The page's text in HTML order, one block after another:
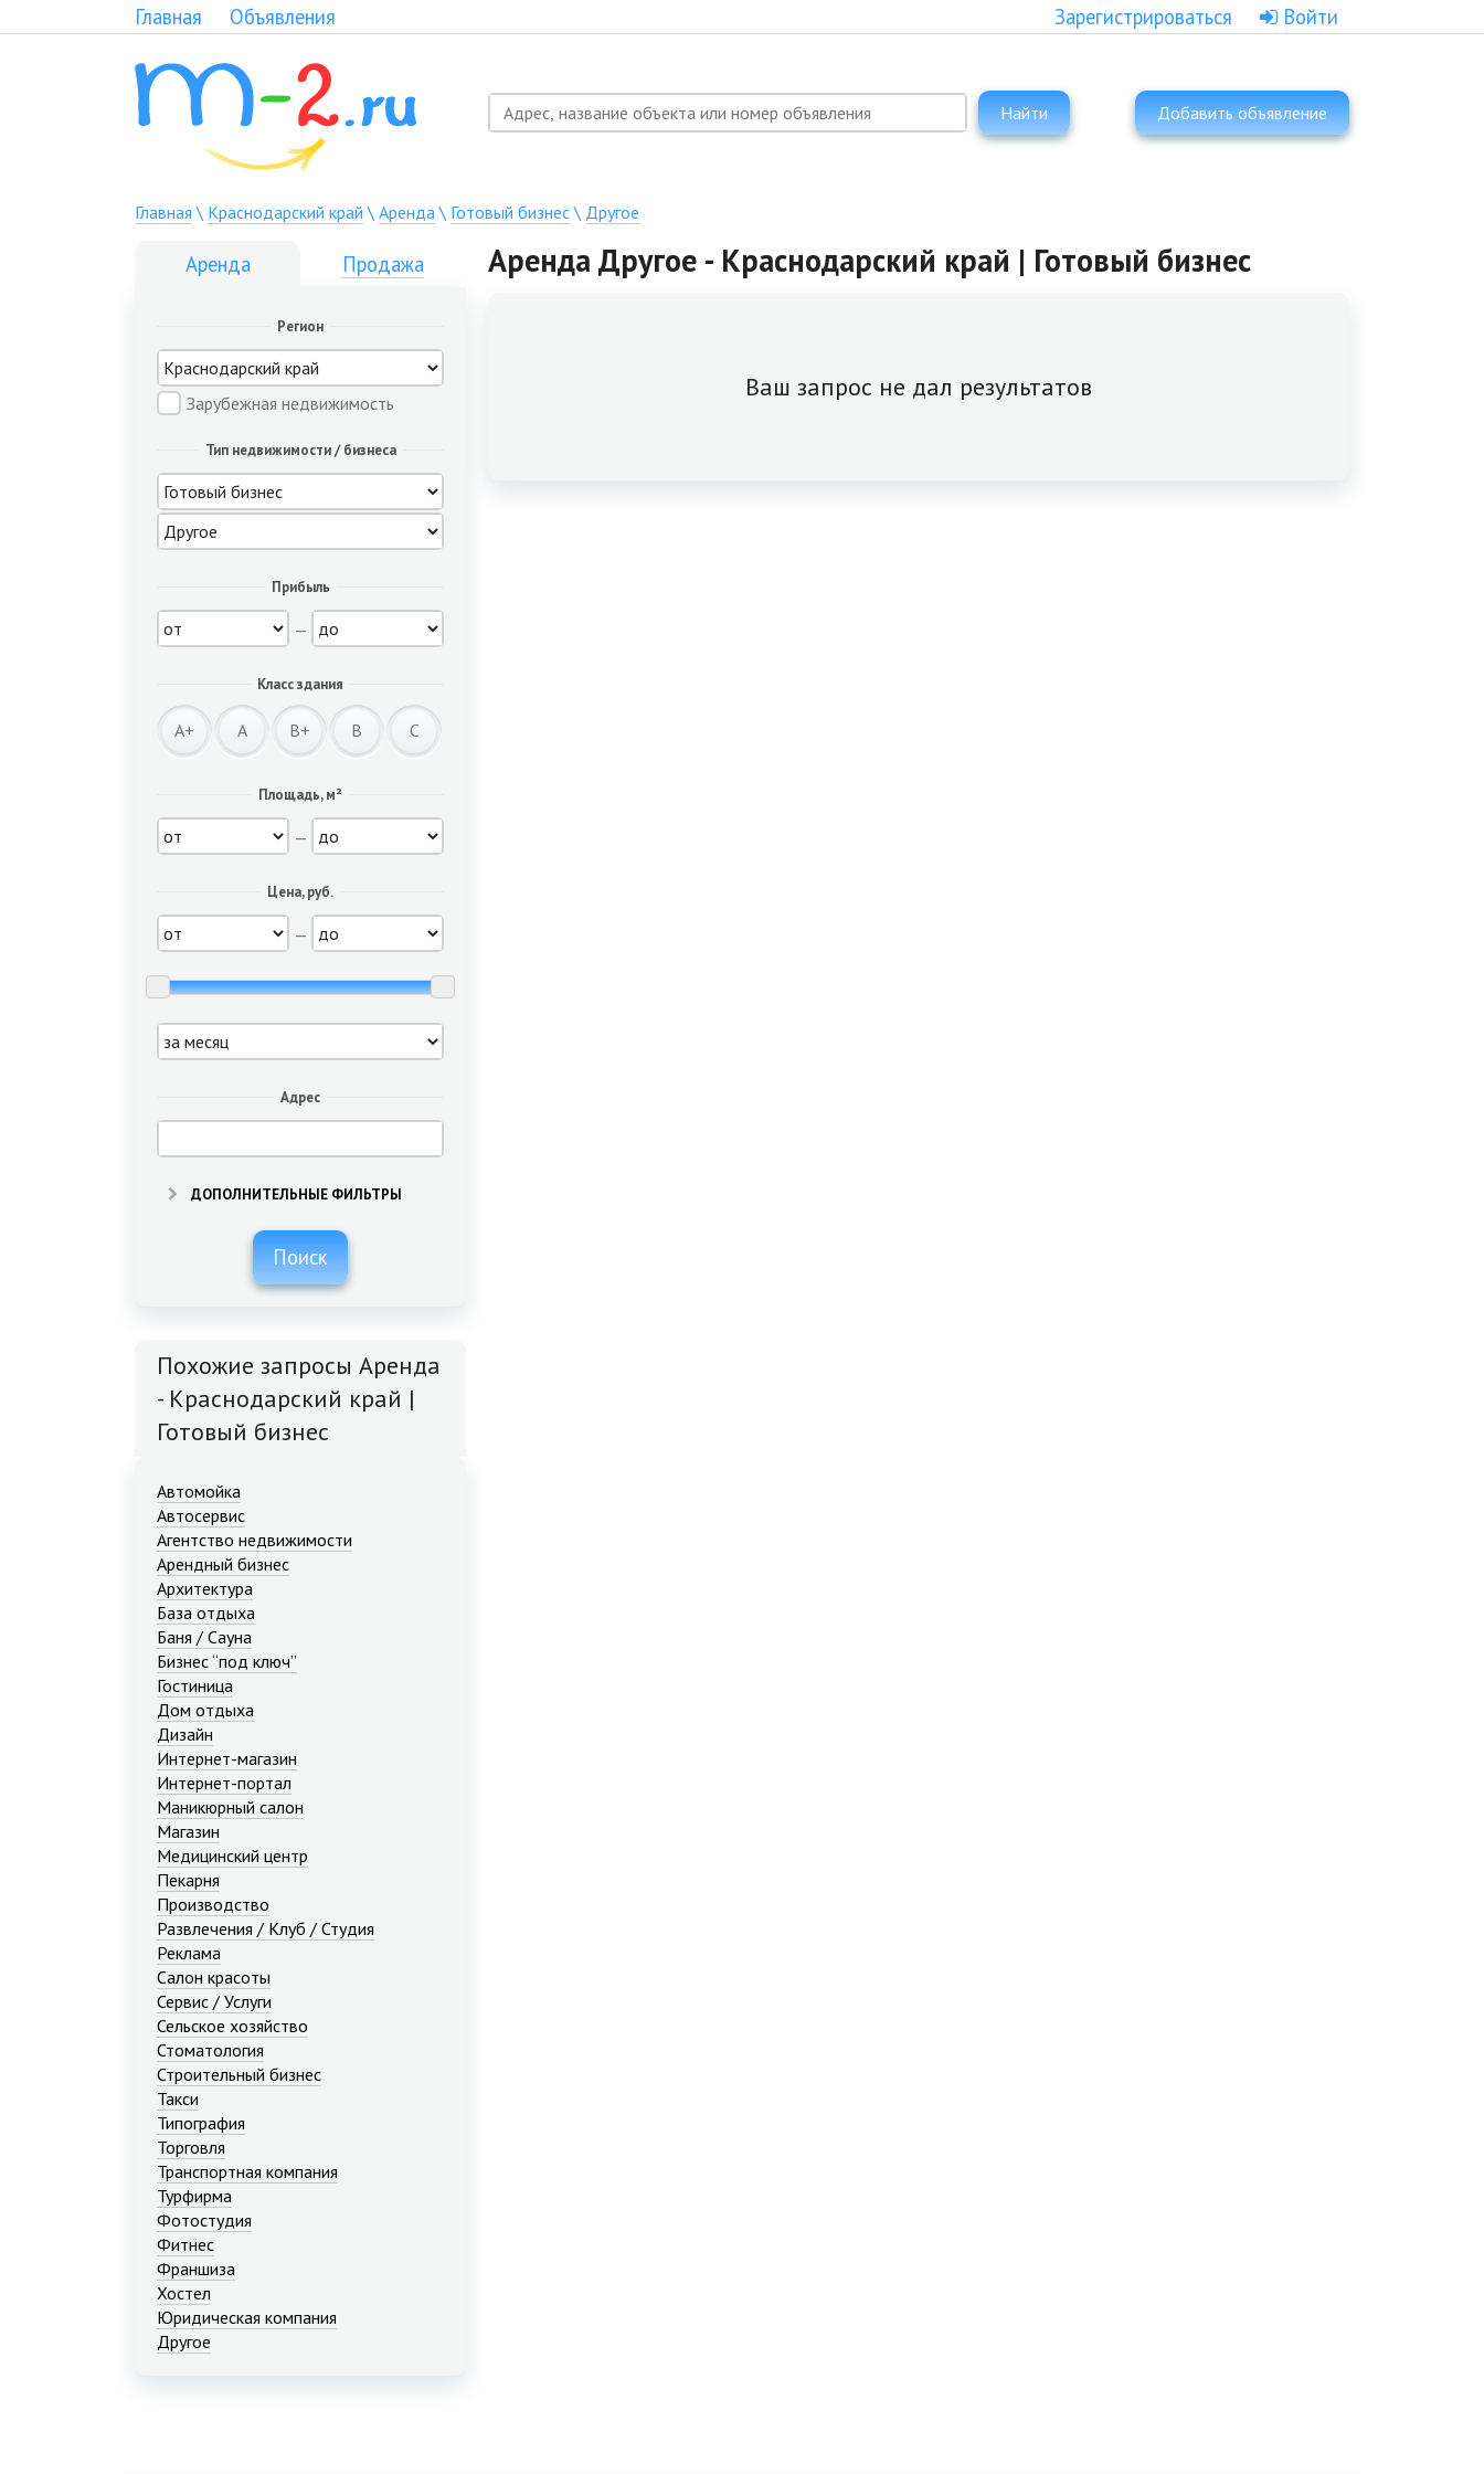
Главная Объявления Зарегистрироваться Войти
Найти Добавить объявление
Главная \ Краснодарский край \ Аренда\ Готовый бизнес\ Другое
Аренда Продажа
Регион
Зарубежная недвижимость
Тип недвижимости / бизнеса
Прибыль
—
Класс здания
A+ A B+ B C
Площадь, м²
—
Цена, руб.
—
Адрес
ДОПОЛНИТЕЛЬНЫЕ ФИЛЬТРЫ
Поиск
Похожие запросы Аренда
- Краснодарский край |
Готовый бизнес
Автомойка
Автосервис
Агентство недвижимости
Арендный бизнес
Архитектура
База отдыха
Баня / Сауна
Бизнес “под ключ”
Гостиница
Дом отдыха
Дизайн
Интернет-магазин
Интернет-портал
Маникюрный салон
Магазин
Медицинский центр
Пекарня
Производство
Развлечения / Клуб / Студия
Реклама
Салон красоты
Сервис / Услуги
Сельское хозяйство
Стоматология
Строительный бизнес
Такси
Типография
Торговля
Транспортная компания
Турфирма
Фотостудия
Фитнес
Франшиза
Хостел
Юридическая компания
Другое
Аренда Другое - Краснодарский край | Готовый бизнес
Ваш запрос не дал результатов